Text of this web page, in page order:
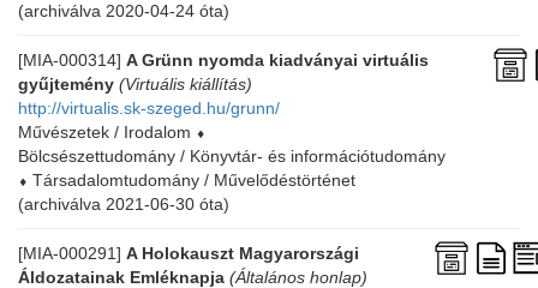
(archiválva 2020-04-24 óta)
[MIA-000314] A Grünn nyomda kiadványai virtuális
gyűjtemény (Virtuális kiállítás)
http://virtualis.sk-szeged.hu/grunn/
Művészetek / Irodalom ⬧
Bölcsészettudomány / Könyvtár- és információtudomány
⬧ Társadalomtudomány / Művelődéstörténet
(archiválva 2021-06-30 óta)
[MIA-000291] A Holokauszt Magyarországi
Áldozatainak Emléknapja (Általános honlap)